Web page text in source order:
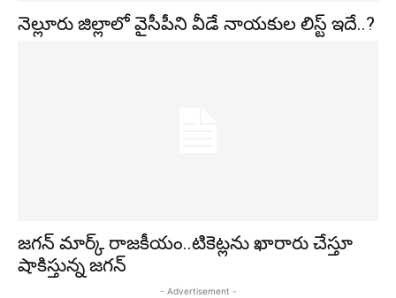
నెల్లూరు జిల్లాలో వైసీపీని వీడే నాయకుల లిస్ట్ ఇదే..?
జగన్ మార్క్ రాజకీయం..టికెట్లను ఖారారు చేస్తూ
షాకిస్తున్న జగన్
- Advertisement -